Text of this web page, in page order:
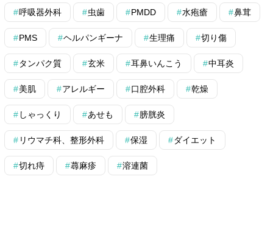
呼吸器外科 虫歯 PMDD 水疱瘡 鼻茸
PMS ヘルパンギーナ 生理痛 切り傷
タンパク質 玄米 耳鼻いんこう 中耳炎
美肌 アレルギー 口腔外科 乾燥
しゃっくり あせも 膀胱炎
リウマチ科、整形外科 保湿 ダイエット
切れ痔 蕁麻疹 溶連菌